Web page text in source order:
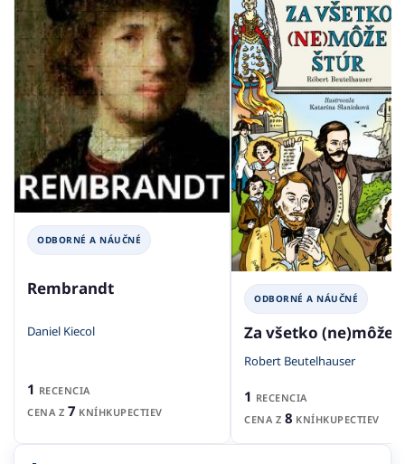
ODBORNÉ A NÁUČNÉ
Rembrandt
Daniel Kiecol
1 RECENCIA
CENA Z 7 KNÍHKUPECTIEV
ODBORNÉ A NÁUČNÉ
Za všetko (ne)môže
Robert Beutelhauser
1 RECENCIA
CENA Z 8 KNÍHKUPECTIEV